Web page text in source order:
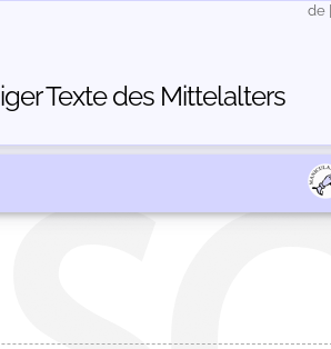
Texte des Mittelalters
de